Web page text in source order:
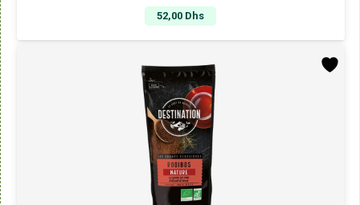
52,00 Dhs